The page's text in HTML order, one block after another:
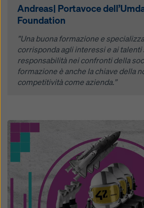
Andreas| Portavoce
Foundation
”Una buona formazione e
corrisponda agli interessi e ai talenti
responsabilità nei confronti della
formazione è anche la chiave della
competitività come azienda.”
Open